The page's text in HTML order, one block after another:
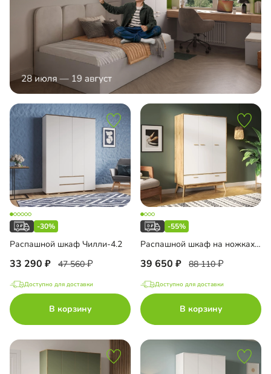
-30%
Распашной шкаф Чилли-4.2
33 290 47 560
Доступно для доставки
В корзину
-55%
Распашной шкаф на ножках Скандивуд-3
39 650 88 110
Доступно для доставки
В корзину